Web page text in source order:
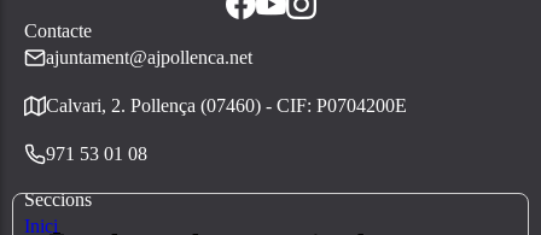
Contacte
ajuntament@ajpollenca.net
Calvari, 2. Pollença (07460) - CIF: P0704200E
971 53 01 08
Seccions
Inici